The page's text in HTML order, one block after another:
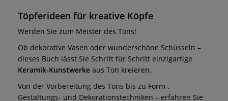
Töpferideen für kreative Köpfe
Werden Sie zum Meister des Tons!
Ob dekorative Vasen oder wunderschöne Schüsseln –
dieses Buch lässt Sie Schritt für Schritt einzigartige
Keramik-Kunstwerke aus Ton kreieren.
Von der Vorbereitung des Tons bis zu Form-,
Gestaltungs- und Dekorationstechniken – erfahren Sie